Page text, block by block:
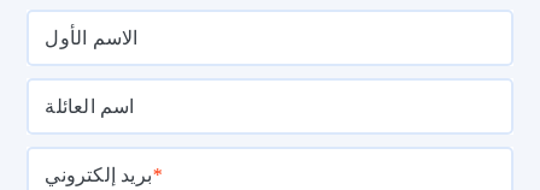
الاسم الأول
اسم العائلة
بريد إلكتروني*